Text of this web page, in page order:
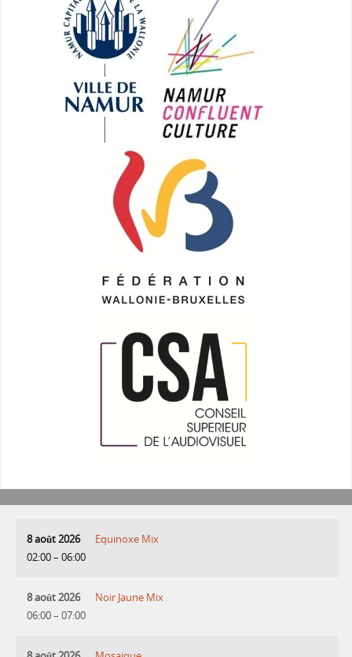
8 août 2026
02:00– 06:00
Equinoxe Mix
8 août 2026
06:00– 07:00
Noir Jaune Mix